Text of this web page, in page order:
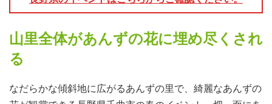
山里全体があんずの花に埋め尽くされ
る
なだらかな傾斜地に広がるあんずの里で、綺麗なあんずの